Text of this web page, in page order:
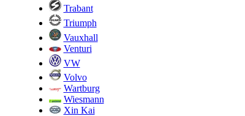
Trabant
Triumph
Vauxhall
Venturi
VW
Volvo
Wartburg
Wiesmann
Xin Kai